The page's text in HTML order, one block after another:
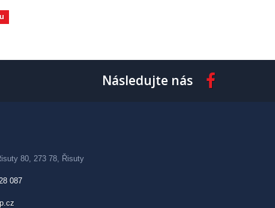
Následujte nás
80, 273 78, Řisuty
087